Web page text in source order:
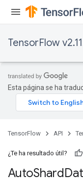
TensorFlow
Esta página se ha
TensorFlow API
¿Te ha resultado útil?
AutoShard